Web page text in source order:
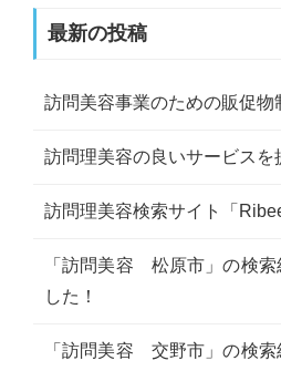
最新の投稿
訪問美容事業のための販促物
訪問理美容の良いサービスを
訪問理美容検索サイト「
「訪問美容 松原市」の検索
した！
「訪問美容 交野市」の検索